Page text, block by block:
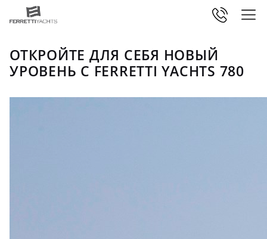
ОТКРОЙТЕ ДЛЯ СЕБЯ НОВЫЙ
УРОВЕНЬ С FERRETTI YACHTS 780